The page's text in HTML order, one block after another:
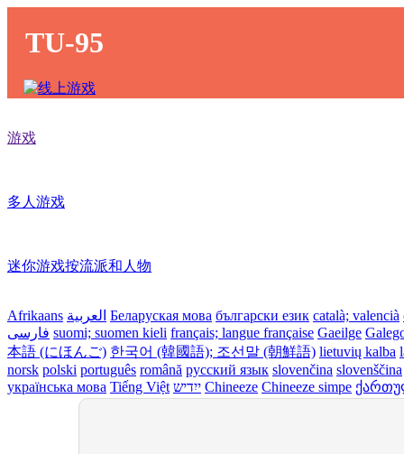
TU-95
游戏
多人游戏
迷你游戏按流派和人物
Afrikaans العربية Беларуская мова български език català; valencià
فارسی suomi; suomen kieli français; langue française Gaeilge
本語 (にほんご) 한국어 (韓國語); 조선말 (朝鮮語) lietuvių kalba
norsk polski português română русский язык slovenčina slovenščina
українська мова Tiếng Việt ייִדיש Chineeze Chineeze simpe